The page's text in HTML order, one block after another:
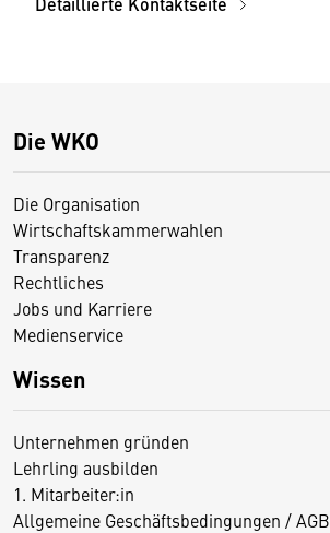
Die WKO
Die Organisation
Wirtschaftskammerwahlen
Transparenz
Rechtliches
Jobs und Karriere
Medienservice
Wissen
Unternehmen gründen
Lehrling ausbilden
1. Mitarbeiter:in
Allgemeine Geschäftsbedingungen / AGB